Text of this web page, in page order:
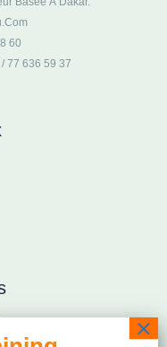
60
77 636 59 37